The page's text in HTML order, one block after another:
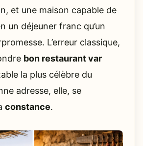
et une maison capable de
un déjeuner franc qu’un
L’erreur classique,
bon restaurant var
la plus célèbre du
adresse, elle, se
constance.